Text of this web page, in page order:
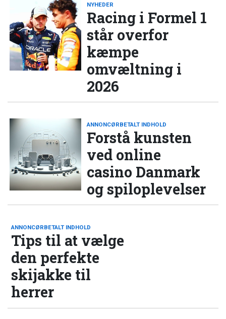
NYHEDER
Racing i Formel 1
står overfor
kæmpe
omvæltning i
2026
ANNONCØRBETALT INDHOLD
Forstå kunsten
ved online
casino Danmark
og spiloplevelser
ANNONCØRBETALT INDHOLD
Tips til at vælge
den perfekte
skijakke til
herrer